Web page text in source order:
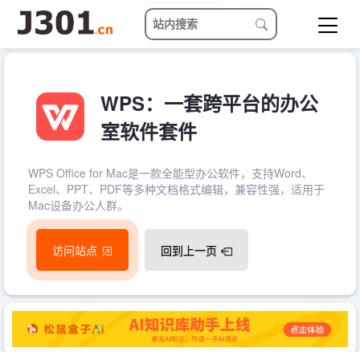
WPS：一套跨平台的办公
室软件套件
WPS Office for Mac是一款全能型办公软件，支持Word、
Excel、PPT、PDF等多种文档格式编辑，兼容性强，适用于
Mac设备办公人群。
访问站点 回到上一页